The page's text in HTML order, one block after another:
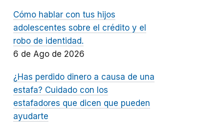
Cómo hablar con tus hijos
adolescentes sobre el crédito y el
robo de identidad.
6 de Ago de 2026
¿Has perdido dinero a causa de una
estafa? Cuidado con los
estafadores que dicen que pueden
ayudarte